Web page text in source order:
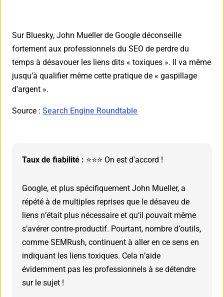
Sur Bluesky, John Mueller de Google déconseille
fortement aux professionnels du SEO de perdre du
temps à désavouer les liens dits « toxiques ». Il va même
jusqu’à qualifier même cette pratique de « gaspillage
d’argent ».
Source :Search Engine Roundtable
Taux de fiabilité : ⭐⭐⭐ On est d'accord !
Google, et plus spécifiquement John Mueller, a
répété à de multiples reprises que le désaveu de
liens n’était plus nécessaire et qu’il pouvait même
s’avérer contre-productif. Pourtant, nombre d’outils,
comme SEMRush, continuent à aller en ce sens en
indiquant les liens toxiques. Cela n’aide
évidemment pas les professionnels à se détendre
sur le sujet !